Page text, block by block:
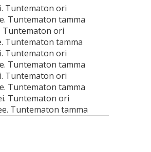
Tuntematon ori
Tuntematon tamma
Tuntematon ori
Tuntematon tamma
Tuntematon ori
Tuntematon tamma
Tuntematon ori
Tuntematon tamma
Tuntematon ori
Tuntematon tamma